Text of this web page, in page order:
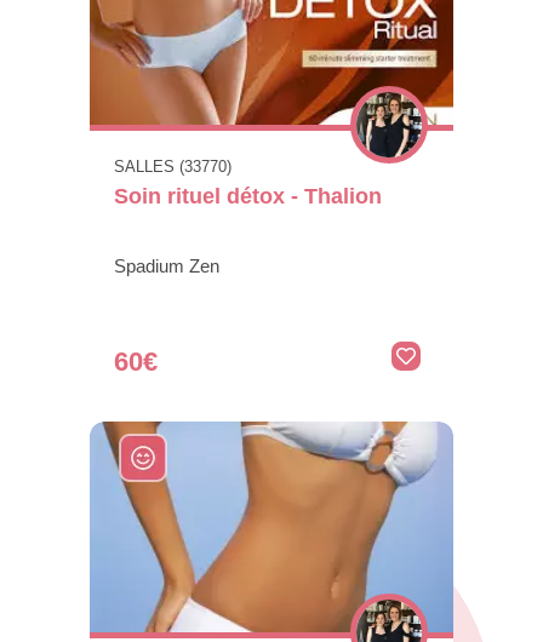
SALLES (33770)
Soin rituel détox - Thalion
Spadium Zen
60€